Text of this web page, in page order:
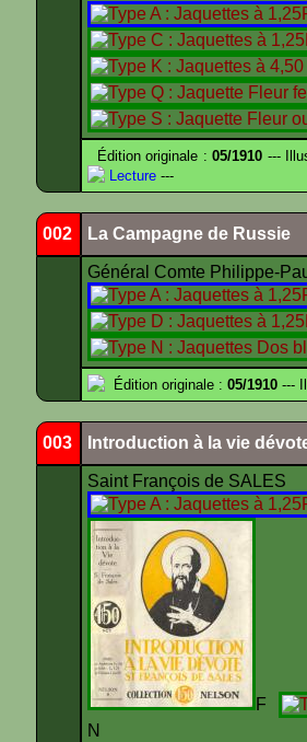
Édition originale :05/1910 ---
Lecture ---
002 La Campagne de Russie
Général Comte Philippe-
Édition originale : 05/1910 ---
003 Introduction à la vie
Saint François de SALES
F